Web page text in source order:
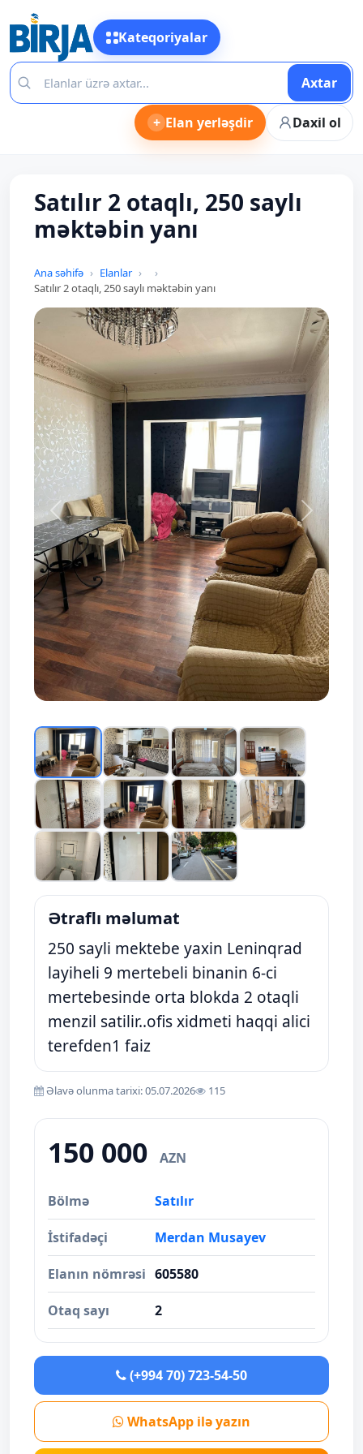
Kateqoriyalar
Axtar
+ Elan yerləşdir Daxil ol
Satılır 2 otaqlı, 250 saylı
məktəbin yanı
Ana səhifə
Elanlar
Satılır 2 otaqlı, 250 saylı məktəbin yanı
Prev Next
Ətraflı məlumat
250 sayli mektebe yaxin Leninqrad
layiheli 9 mertebeli binanin 6-ci
mertebesinde orta blokda 2 otaqli
menzil satilir..ofis xidmeti haqqi alici
terefden1 faiz
Əlavə olunma tarixi: 05.07.2026 115
150 000 AZN
Bölmə Satılır
İstifadəçi Merdan Musayev
Elanın nömrəsi 605580
Otaq sayı 2
(+994 70) 723-54-50
WhatsApp ilə yazın